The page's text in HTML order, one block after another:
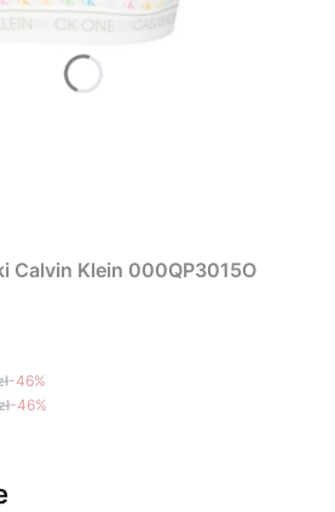
Calvin Klein 000QP3015O
-46%
-46%